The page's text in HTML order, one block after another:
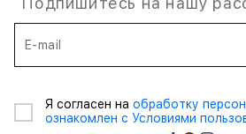
E-mail
Я согласен на обработку
ознакомлен с Условиями